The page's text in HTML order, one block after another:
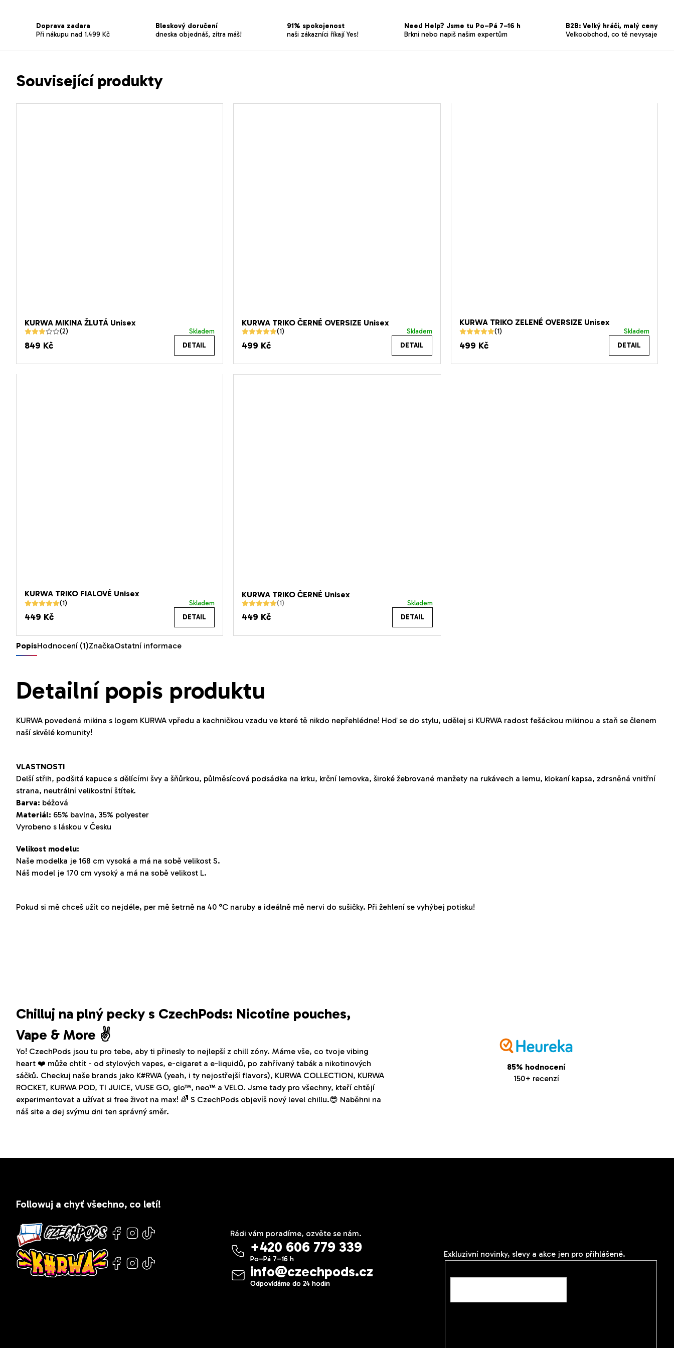
Doprava zadara
Při nákupu nad 1.499 Kč
Bleskový doručení
dneska objednáš, zítra máš!
91% spokojenost
naši zákazníci říkají Yes!
Need Help? Jsme tu Po–Pá 7–16 h
Brkni nebo napiš našim expertům
B2B: Velký hráči, malý ceny
Velkoobchod, co tě nevysaje
Související produkty
KURWA MIKINA ŽLUTÁ Unisex
Průměrné
hodnocení
Skladem
849 Kč DETAIL
KURWA TRIKO ČERNÉ OVERSIZE Unisex
Průměrné
hodnocení
je
Skladem
499 Kč DETAIL
KURWA TRIKO ZELENÉ OVERSIZE Unisex
Průměrné
hodnocení
Skladem
499 Kč DETAIL
KURWA TRIKO FIALOVÉ Unisex
Průměrné
hodnocení
je
5,0
5
hvězdiček.
Skladem
449 Kč DETAIL
KURWA TRIKO ČERNÉ Unisex
Průměrné
hodnocení
hvězdiček.
Skladem
449 Kč DETAIL
PopisHodnocení (1)ZnačkaOstatní informace
Detailní popis produktu
KURWA povedená mikina s logem KURWA vpředu a kachničkou vzadu ve které tě nikdo nepřehlédne! Hoď se do stylu, udělej si KURWA radost fešáckou mikinou a staň se členem
naší skvělé komunity!
VLASTNOSTI
Delší střih, podšitá kapuce s dělícími švy a šňůrkou, půlměsícová podsádka na krku, krční lemovka, široké žebrované manžety na rukávech a lemu, klokaní kapsa, zdrsněná vnitřní
strana, neutrální velikostní štítek.
Barva: béžová
Materiál: 65% bavlna, 35% polyester
Vyrobeno s láskou v Česku
Velikost modelu:
Naše modelka je 168 cm vysoká a má na sobě velikost S.
Náš model je 170 cm vysoký a má na sobě velikost L.
Pokud si mě chceš užít co nejdéle, per mě šetrně na 40 °C naruby a ideálně mě nervi do sušičky. Při žehlení se vyhýbej potisku!
Chilluj na plný pecky s CzechPods: Nicotine pouches,
Vape & More ✌️
Yo! CzechPods jsou tu pro tebe, aby ti přinesly to nejlepší z chill zóny. Máme vše, co tvoje vibing
heart ❤️ může chtít - od stylových vapes, e-cigaret a e-liquidů, po zahřívaný tabák a nikotinových
sáčků. Checkuj naše brands jako K#RWA (yeah, i ty nejostřejší flavors), KURWA COLLECTION, KURWA
ROCKET, KURWA POD, TI JUICE, VUSE GO, glo™, neo™ a VELO. Jsme tady pro všechny, kteří chtějí
experimentovat a užívat si free život na max! 🌈 S CzechPods objevíš nový level chillu.😎 Naběhni na
náš site a dej svýmu dni ten správný směr.
85% hodnocení
150+ recenzí
Followuj a chyť všechno, co letí!
Rádi vám poradíme, ozvěte se nám.
info@czechpods.cz
+420 606 779 339
Exkluzivní novinky, slevy a akce jen pro přihlášené.